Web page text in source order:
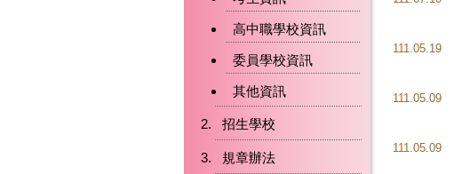
高中職學校資訊
委員學校資訊
其他資訊
招生學校
規章辦法
111.05.19
111.05.09
111.05.09